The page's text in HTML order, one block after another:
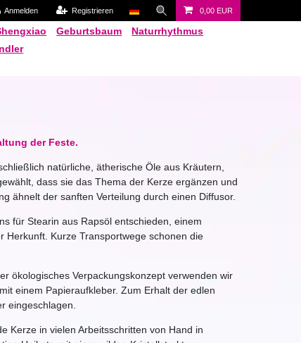
Anmelden Registrieren 0,00 EUR
Geburtsbaum
Naturrhythmus
der Feste.
natürliche, ätherische Öle aus Kräutern,
dass sie das Thema der Kerze ergänzen und
ähnelt der sanften Verteilung durch einen Diffusor.
für Stearin aus Rapsöl entschieden, einem
Herkunft. Kurze Transportwege schonen die
ökologisches Verpackungskonzept verwenden wir
einem Papieraufkleber. Zum Erhalt der edlen
eingeschlagen.
Kerze in vielen Arbeitsschritten von Hand in